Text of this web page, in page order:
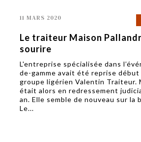
11 MARS 2020
Le traiteur Maison
sourire
L'entreprise spécialisée dans
de-gamme avait été reprise début
groupe ligérien Valentin Traiteur.
était alors en redressement
an. Elle semble de nouveau sur la
Le...